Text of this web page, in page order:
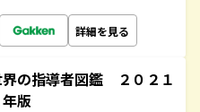
詳細を見る
の指導者図鑑 ２０２１
年版